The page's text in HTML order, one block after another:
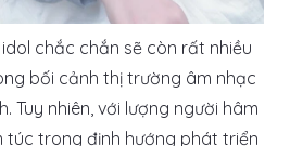
chắc chắn sẽ còn rất nhiều
bối cảnh thị trường âm nhạc
Tuy nhiên, với lượng người hâm
túc trong định hướng phát triển